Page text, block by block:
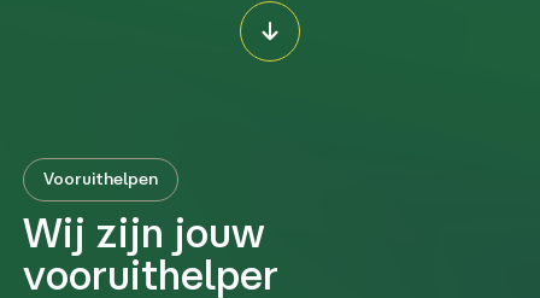
Vooruithelpen
Wij zijn jouw
vooruithelper